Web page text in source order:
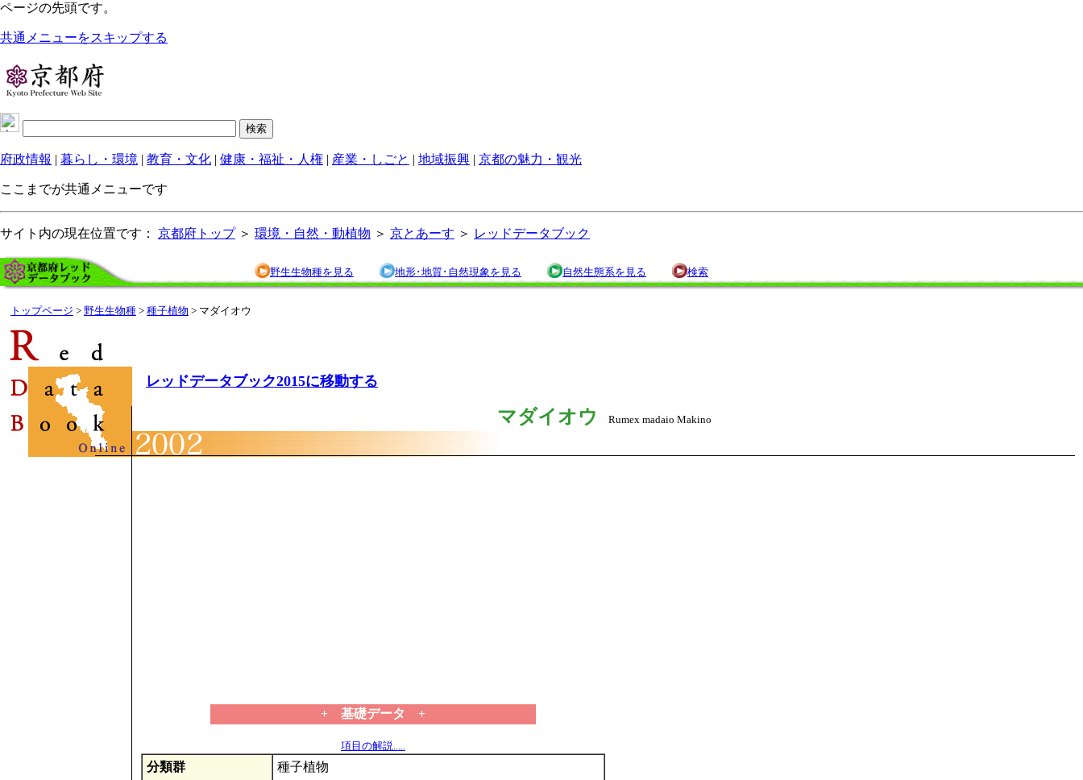
ページの先頭です。
共通メニューをスキップする
府政情報 | 暮らし・環境 | 教育・文化 | 健康・福祉・人権 | 産業・しごと | 地域振興 | 京都の魅力・観光
ここまでが共通メニューです
サイト内の現在位置です： 京都府トップ＞ 環境・自然・動植物 ＞ 京とあーす ＞ レッドデータブック
野生生物種を見る 地形･地質･自然現象を見る 自然生態系を見る 検索
トップページ > 野生生物種 > 種子植物 > マダイオウ
レッドデータブック2015に移動する
マダイオウ Rumex madaio Makino
+ 基礎データ +
項目の解説.....
分類群
種子植物